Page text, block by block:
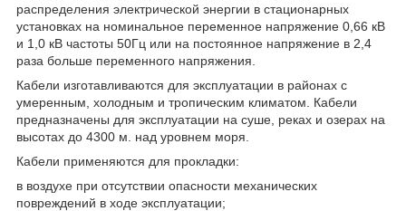
распределения электрической энергии в стационарных
установках на номинальное переменное напряжение 0,66 кВ
и 1,0 кВ частоты 50Гц или на постоянное напряжение в 2,4
раза больше переменного напряжения.
Кабели изготавливаются для эксплуатации в районах с
умеренным, холодным и тропическим климатом. Кабели
предназначены для эксплуатации на суше, реках и озерах на
высотах до 4300 м. над уровнем моря.
Кабели применяются для прокладки:
в воздухе при отсутствии опасности механических
повреждений в ходе эксплуатации;